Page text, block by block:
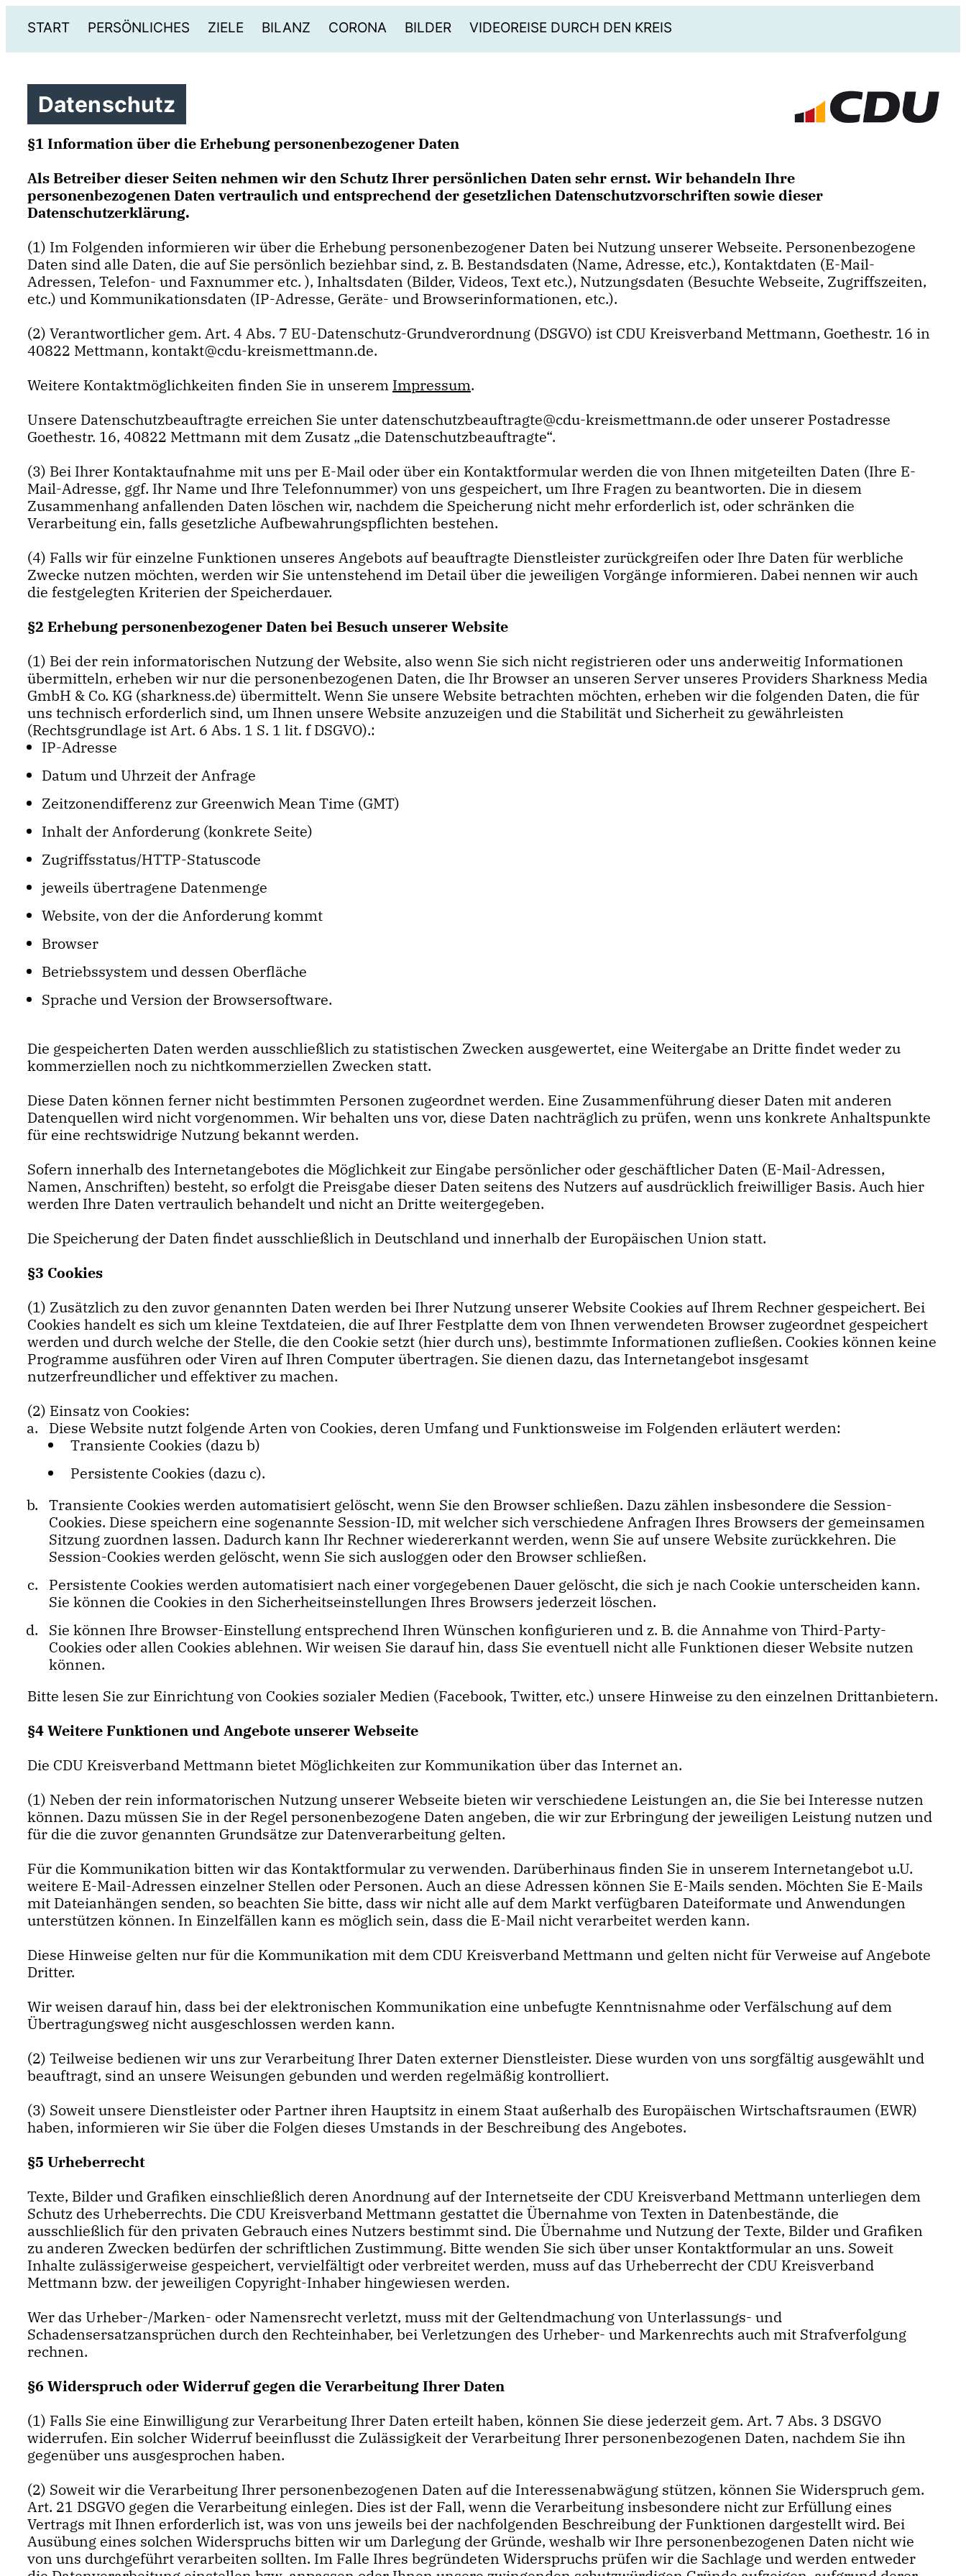
START PERSÖNLICHES ZIELE BILANZ CORONA BILDER VIDEOREISE DURCH DEN KREIS
Datenschutz
§1 Information über die Erhebung personenbezogener Daten
Als Betreiber dieser Seiten nehmen wir den Schutz Ihrer persönlichen Daten sehr ernst. Wir behandeln Ihre
personenbezogenen Daten vertraulich und entsprechend der gesetzlichen Datenschutzvorschriften sowie dieser
Datenschutzerklärung.
(1) Im Folgenden informieren wir über die Erhebung personenbezogener Daten bei Nutzung unserer Webseite. Personenbezogene
Daten sind alle Daten, die auf Sie persönlich beziehbar sind, z. B. Bestandsdaten (Name, Adresse, etc.), Kontaktdaten (E-Mail-
Adressen, Telefon- und Faxnummer etc. ), Inhaltsdaten (Bilder, Videos, Text etc.), Nutzungsdaten (Besuchte Webseite, Zugriffszeiten,
etc.) und Kommunikationsdaten (IP-Adresse, Geräte- und Browserinformationen, etc.).
(2) Verantwortlicher gem. Art. 4 Abs. 7 EU-Datenschutz-Grundverordnung (DSGVO) ist CDU Kreisverband Mettmann, Goethestr. 16 in
40822 Mettmann, kontakt@cdu-kreismettmann.de.
Weitere Kontaktmöglichkeiten finden Sie in unserem Impressum.
Unsere Datenschutzbeauftragte erreichen Sie unter datenschutzbeauftragte@cdu-kreismettmann.de oder unserer Postadresse
Goethestr. 16, 40822 Mettmann mit dem Zusatz „die Datenschutzbeauftragte“.
(3) Bei Ihrer Kontaktaufnahme mit uns per E-Mail oder über ein Kontaktformular werden die von Ihnen mitgeteilten Daten (Ihre E-
Mail-Adresse, ggf. Ihr Name und Ihre Telefonnummer) von uns gespeichert, um Ihre Fragen zu beantworten. Die in diesem
Zusammenhang anfallenden Daten löschen wir, nachdem die Speicherung nicht mehr erforderlich ist, oder schränken die
Verarbeitung ein, falls gesetzliche Aufbewahrungspflichten bestehen.
(4) Falls wir für einzelne Funktionen unseres Angebots auf beauftragte Dienstleister zurückgreifen oder Ihre Daten für werbliche
Zwecke nutzen möchten, werden wir Sie untenstehend im Detail über die jeweiligen Vorgänge informieren. Dabei nennen wir auch
die festgelegten Kriterien der Speicherdauer.
§2 Erhebung personenbezogener Daten bei Besuch unserer Website
(1) Bei der rein informatorischen Nutzung der Website, also wenn Sie sich nicht registrieren oder uns anderweitig Informationen
übermitteln, erheben wir nur die personenbezogenen Daten, die Ihr Browser an unseren Server unseres Providers Sharkness Media
GmbH & Co. KG (sharkness.de) übermittelt. Wenn Sie unsere Website betrachten möchten, erheben wir die folgenden Daten, die für
uns technisch erforderlich sind, um Ihnen unsere Website anzuzeigen und die Stabilität und Sicherheit zu gewährleisten
(Rechtsgrundlage ist Art. 6 Abs. 1 S. 1 lit. f DSGVO).:
IP-Adresse
Datum und Uhrzeit der Anfrage
Zeitzonendifferenz zur Greenwich Mean Time (GMT)
Inhalt der Anforderung (konkrete Seite)
Zugriffsstatus/HTTP-Statuscode
jeweils übertragene Datenmenge
Website, von der die Anforderung kommt
Browser
Betriebssystem und dessen Oberfläche
Sprache und Version der Browsersoftware.
Die gespeicherten Daten werden ausschließlich zu statistischen Zwecken ausgewertet, eine Weitergabe an Dritte findet weder zu
kommerziellen noch zu nichtkommerziellen Zwecken statt.
Diese Daten können ferner nicht bestimmten Personen zugeordnet werden. Eine Zusammenführung dieser Daten mit anderen
Datenquellen wird nicht vorgenommen. Wir behalten uns vor, diese Daten nachträglich zu prüfen, wenn uns konkrete Anhaltspunkte
für eine rechtswidrige Nutzung bekannt werden.
Sofern innerhalb des Internetangebotes die Möglichkeit zur Eingabe persönlicher oder geschäftlicher Daten (E-Mail-Adressen,
Namen, Anschriften) besteht, so erfolgt die Preisgabe dieser Daten seitens des Nutzers auf ausdrücklich freiwilliger Basis. Auch hier
werden Ihre Daten vertraulich behandelt und nicht an Dritte weitergegeben.
Die Speicherung der Daten findet ausschließlich in Deutschland und innerhalb der Europäischen Union statt.
§3 Cookies
(1) Zusätzlich zu den zuvor genannten Daten werden bei Ihrer Nutzung unserer Website Cookies auf Ihrem Rechner gespeichert. Bei
Cookies handelt es sich um kleine Textdateien, die auf Ihrer Festplatte dem von Ihnen verwendeten Browser zugeordnet gespeichert
werden und durch welche der Stelle, die den Cookie setzt (hier durch uns), bestimmte Informationen zufließen. Cookies können keine
Programme ausführen oder Viren auf Ihren Computer übertragen. Sie dienen dazu, das Internetangebot insgesamt
nutzerfreundlicher und effektiver zu machen.
(2) Einsatz von Cookies:
Diese Website nutzt folgende Arten von Cookies, deren Umfang und Funktionsweise im Folgenden erläutert werden:
Transiente Cookies (dazu b)
Persistente Cookies (dazu c).
Transiente Cookies werden automatisiert gelöscht, wenn Sie den Browser schließen. Dazu zählen insbesondere die Session-
Cookies. Diese speichern eine sogenannte Session-ID, mit welcher sich verschiedene Anfragen Ihres Browsers der gemeinsamen
Sitzung zuordnen lassen. Dadurch kann Ihr Rechner wiedererkannt werden, wenn Sie auf unsere Website zurückkehren. Die
Session-Cookies werden gelöscht, wenn Sie sich ausloggen oder den Browser schließen.
Persistente Cookies werden automatisiert nach einer vorgegebenen Dauer gelöscht, die sich je nach Cookie unterscheiden kann.
Sie können die Cookies in den Sicherheitseinstellungen Ihres Browsers jederzeit löschen.
Sie können Ihre Browser-Einstellung entsprechend Ihren Wünschen konfigurieren und z. B. die Annahme von Third-Party-
Cookies oder allen Cookies ablehnen. Wir weisen Sie darauf hin, dass Sie eventuell nicht alle Funktionen dieser Website nutzen
können.
Bitte lesen Sie zur Einrichtung von Cookies sozialer Medien (Facebook, Twitter, etc.) unsere Hinweise zu den einzelnen Drittanbietern.
§4 Weitere Funktionen und Angebote unserer Webseite
Die CDU Kreisverband Mettmann bietet Möglichkeiten zur Kommunikation über das Internet an.
(1) Neben der rein informatorischen Nutzung unserer Webseite bieten wir verschiedene Leistungen an, die Sie bei Interesse nutzen
können. Dazu müssen Sie in der Regel personenbezogene Daten angeben, die wir zur Erbringung der jeweiligen Leistung nutzen und
für die die zuvor genannten Grundsätze zur Datenverarbeitung gelten.
Für die Kommunikation bitten wir das Kontaktformular zu verwenden. Darüberhinaus finden Sie in unserem Internetangebot u.U.
weitere E-Mail-Adressen einzelner Stellen oder Personen. Auch an diese Adressen können Sie E-Mails senden. Möchten Sie E-Mails
mit Dateianhängen senden, so beachten Sie bitte, dass wir nicht alle auf dem Markt verfügbaren Dateiformate und Anwendungen
unterstützen können. In Einzelfällen kann es möglich sein, dass die E-Mail nicht verarbeitet werden kann.
Diese Hinweise gelten nur für die Kommunikation mit dem CDU Kreisverband Mettmann und gelten nicht für Verweise auf Angebote
Dritter.
Wir weisen darauf hin, dass bei der elektronischen Kommunikation eine unbefugte Kenntnisnahme oder Verfälschung auf dem
Übertragungsweg nicht ausgeschlossen werden kann.
(2) Teilweise bedienen wir uns zur Verarbeitung Ihrer Daten externer Dienstleister. Diese wurden von uns sorgfältig ausgewählt und
beauftragt, sind an unsere Weisungen gebunden und werden regelmäßig kontrolliert.
(3) Soweit unsere Dienstleister oder Partner ihren Hauptsitz in einem Staat außerhalb des Europäischen Wirtschaftsraumen (EWR)
haben, informieren wir Sie über die Folgen dieses Umstands in der Beschreibung des Angebotes.
§5 Urheberrecht
Texte, Bilder und Grafiken einschließlich deren Anordnung auf der Internetseite der CDU Kreisverband Mettmann unterliegen dem
Schutz des Urheberrechts. Die CDU Kreisverband Mettmann gestattet die Übernahme von Texten in Datenbestände, die
ausschließlich für den privaten Gebrauch eines Nutzers bestimmt sind. Die Übernahme und Nutzung der Texte, Bilder und Grafiken
zu anderen Zwecken bedürfen der schriftlichen Zustimmung. Bitte wenden Sie sich über unser Kontaktformular an uns. Soweit
Inhalte zulässigerweise gespeichert, vervielfältigt oder verbreitet werden, muss auf das Urheberrecht der CDU Kreisverband
Mettmann bzw. der jeweiligen Copyright-Inhaber hingewiesen werden.
Wer das Urheber-/Marken- oder Namensrecht verletzt, muss mit der Geltendmachung von Unterlassungs- und
Schadensersatzansprüchen durch den Rechteinhaber, bei Verletzungen des Urheber- und Markenrechts auch mit Strafverfolgung
rechnen.
§6 Widerspruch oder Widerruf gegen die Verarbeitung Ihrer Daten
(1) Falls Sie eine Einwilligung zur Verarbeitung Ihrer Daten erteilt haben, können Sie diese jederzeit gem. Art. 7 Abs. 3 DSGVO
widerrufen. Ein solcher Widerruf beeinflusst die Zulässigkeit der Verarbeitung Ihrer personenbezogenen Daten, nachdem Sie ihn
gegenüber uns ausgesprochen haben.
(2) Soweit wir die Verarbeitung Ihrer personenbezogenen Daten auf die Interessenabwägung stützen, können Sie Widerspruch gem.
Art. 21 DSGVO gegen die Verarbeitung einlegen. Dies ist der Fall, wenn die Verarbeitung insbesondere nicht zur Erfüllung eines
Vertrags mit Ihnen erforderlich ist, was von uns jeweils bei der nachfolgenden Beschreibung der Funktionen dargestellt wird. Bei
Ausübung eines solchen Widerspruchs bitten wir um Darlegung der Gründe, weshalb wir Ihre personenbezogenen Daten nicht wie
von uns durchgeführt verarbeiten sollten. Im Falle Ihres begründeten Widerspruchs prüfen wir die Sachlage und werden entweder